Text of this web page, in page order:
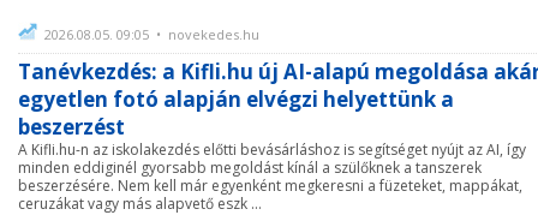
2026.08.05. 09:05 • novekedes.hu
Tanévkezdés: a Kifli.hu új AI-alapú megoldása
egyetlen fotó alapján elvégzi helyettünk a
beszerzést
A Kifli.hu-n az iskolakezdés előtti bevásárláshoz is segítséget nyújt az AI, így
minden eddiginél gyorsabb megoldást kínál a szülőknek a tanszerek
beszerzésére. Nem kell már egyenként megkeresni a füzeteket, mappákat,
ceruzákat vagy más alapvető eszk ...